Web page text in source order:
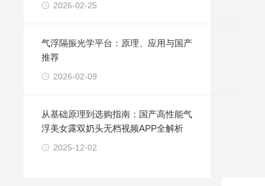
2026-02-25
气浮隔振光学平台：原理、应用与国产
推荐
2026-02-09
从基础原理到选购指南：国产高性能气
浮美女露双奶头无档视频APP全解析
2025-12-02